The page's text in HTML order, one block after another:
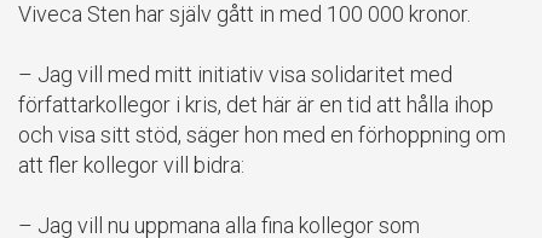
Viveca Sten har själv gått in med 100 000 kronor.
– Jag vill med mitt initiativ visa solidaritet med
författarkollegor i kris, det här är en tid att hålla ihop
och visa sitt stöd, säger hon med en förhoppning om
att fler kollegor vill bidra:
– Jag vill nu uppmana alla fina kollegor som